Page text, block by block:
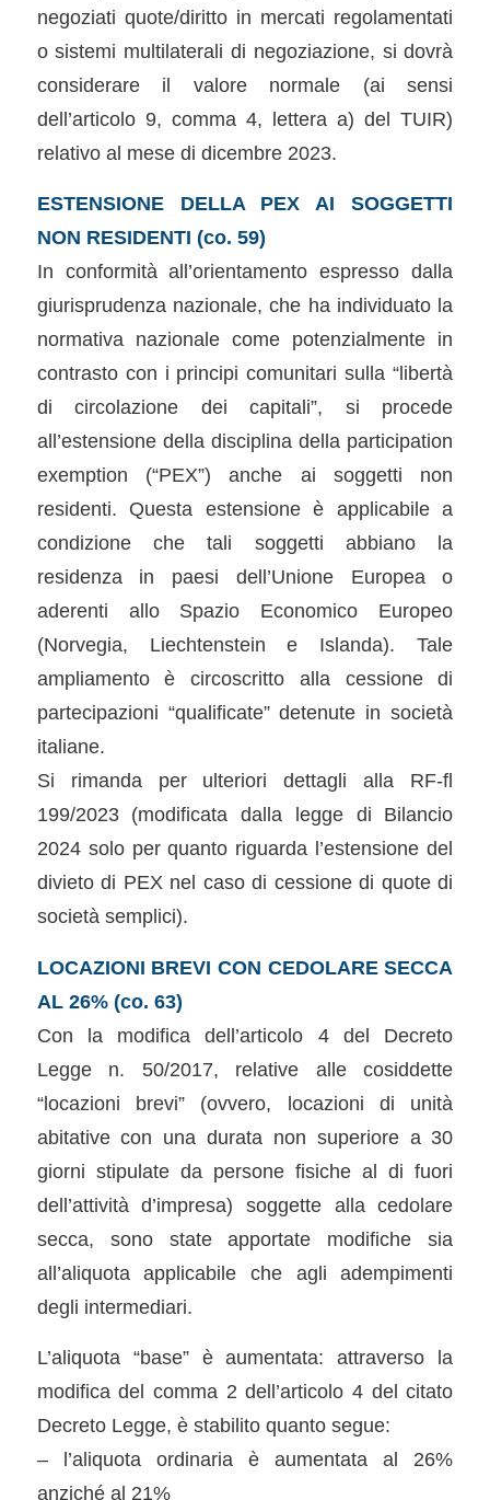
negoziati quote/diritto in mercati regolamentati
o sistemi multilaterali di negoziazione, si dovrà
considerare il valore normale (ai sensi
dell’articolo 9, comma 4, lettera a) del TUIR)
relativo al mese di dicembre 2023.
ESTENSIONE DELLA PEX AI SOGGETTI
NON RESIDENTI (co. 59)
In conformità all’orientamento espresso dalla
giurisprudenza nazionale, che ha individuato la
normativa nazionale come potenzialmente in
contrasto con i principi comunitari sulla “libertà
di circolazione dei capitali”, si procede
all’estensione della disciplina della participation
exemption (“PEX”) anche ai soggetti non
residenti. Questa estensione è applicabile a
condizione che tali soggetti abbiano la
residenza in paesi dell’Unione Europea o
aderenti allo Spazio Economico Europeo
(Norvegia, Liechtenstein e Islanda). Tale
ampliamento è circoscritto alla cessione di
partecipazioni “qualificate” detenute in società
italiane.
Si rimanda per ulteriori dettagli alla RF-fl
199/2023 (modificata dalla legge di Bilancio
2024 solo per quanto riguarda l’estensione del
divieto di PEX nel caso di cessione di quote di
società semplici).
LOCAZIONI BREVI CON CEDOLARE SECCA
AL 26% (co. 63)
Con la modifica dell’articolo 4 del Decreto
Legge n. 50/2017, relative alle cosiddette
“locazioni brevi” (ovvero, locazioni di unità
abitative con una durata non superiore a 30
giorni stipulate da persone fisiche al di fuori
dell’attività d’impresa) soggette alla cedolare
secca, sono state apportate modifiche sia
all’aliquota applicabile che agli adempimenti
degli intermediari.
L’aliquota “base” è aumentata: attraverso la
modifica del comma 2 dell’articolo 4 del citato
Decreto Legge, è stabilito quanto segue:
– l’aliquota ordinaria è aumentata al 26%
anziché al 21%